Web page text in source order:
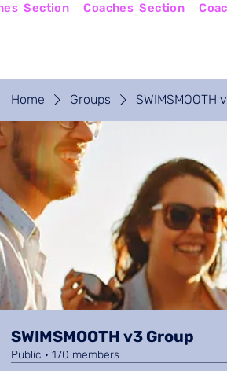
Home Groups SWIMSMOOTH
SWIMSMOOTH v3 Group
Public · 170 members